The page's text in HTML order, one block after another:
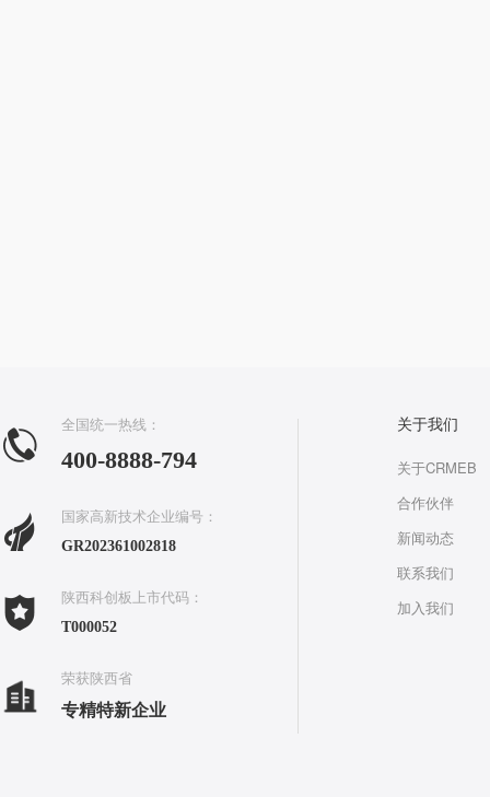
全国统一热线：
400-8888-794
国家高新技术企业编号：
GR202361002818
陕西科创板上市代码：
T000052
荣获陕西省
专精特新企业
关于我们
关于CRMEB
合作伙伴
新闻动态
联系我们
加入我们